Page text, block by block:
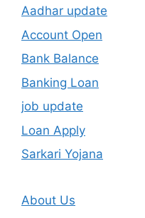
Aadhar update
Account Open
Bank Balance
Banking Loan
job update
Loan Apply
Sarkari Yojana
About Us